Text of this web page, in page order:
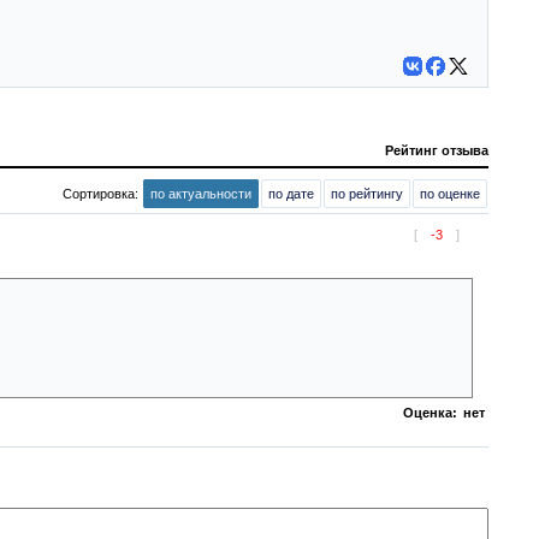
Рейтинг отзыва
Сортировка: по актуальности по дате по рейтингу по оценке
[ -3 ]
Оценка: нет